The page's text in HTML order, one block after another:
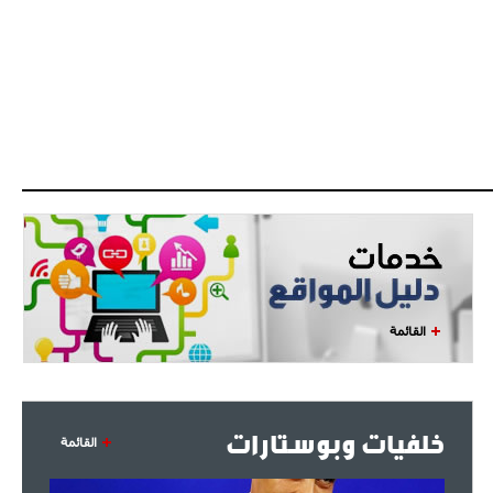
18:30
- 2021/07/25
لوكاتيلي يؤكد نيته في الانتقال إلى
جوفنتوس عبر تويتر!
18:10
أنشيلوتي يصر على جلب كيليني
القائمة
خلفيات وبوستارات القائمة